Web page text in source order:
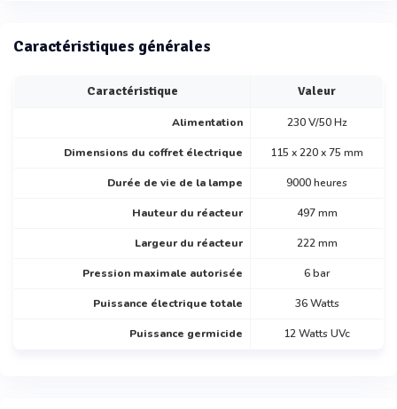
Caractéristiques générales
Caractéristique Valeur
Alimentation 230 V/50 Hz
Dimensions du coffret électrique 115 x 220 x 75 mm
Durée de vie de la lampe 9000 heures
Hauteur du réacteur 497 mm
Largeur du réacteur 222 mm
Pression maximale autorisée 6 bar
Puissance électrique totale 36 Watts
Puissance germicide 12 Watts UVc